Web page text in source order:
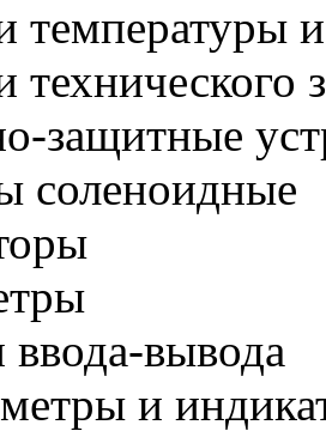
температуры
технического
защитные
соленоидные
вывода
и